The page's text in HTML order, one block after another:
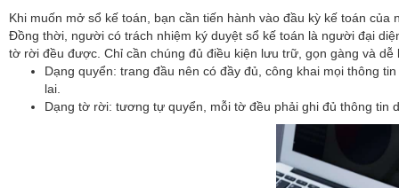
Khi muốn mở sổ kế toán, bạn cần tiến hành vào đầu kỳ kế toán
Đồng thời, người có trách nhiệm ký duyệt sổ kế toán là người đại
tờ rời đều được. Chỉ cần chúng đủ điều kiện lưu trữ, gọn gàng và dễ
Dạng quyển: trang đầu nên có đầy đủ, công khai mọi thông
lai.
Dạng tờ rời: tương tự quyển, mỗi tờ đều phải ghi đủ thông